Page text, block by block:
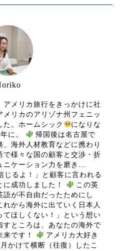
メリカ旅行をきっかけに社
リカのアリゾナ州フェニッ
た。ホームシック
になりな
に。
帰国後は名古屋で
海外人材教育などに携わり
で様々な国の顧客と交渉・折
ニケーション力を磨き…
じるよ！」と顧客に言われる
に成功しました！
この英
が不自由だったためにし
から海外に出ていく日本人
てほしくない！」という想い
すところは、あなたの海外で
来です！
アメリカ大好き
かけて横断（往復）したこ